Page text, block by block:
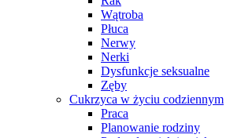
Wątroba
Płuca
Nerwy
Nerki
Dysfunkcje seksualne
Zęby
Cukrzyca w życiu codziennym
Praca
Planowanie rodziny